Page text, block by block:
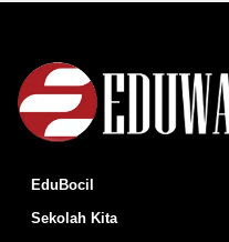
EduBocil
Sekolah Kita